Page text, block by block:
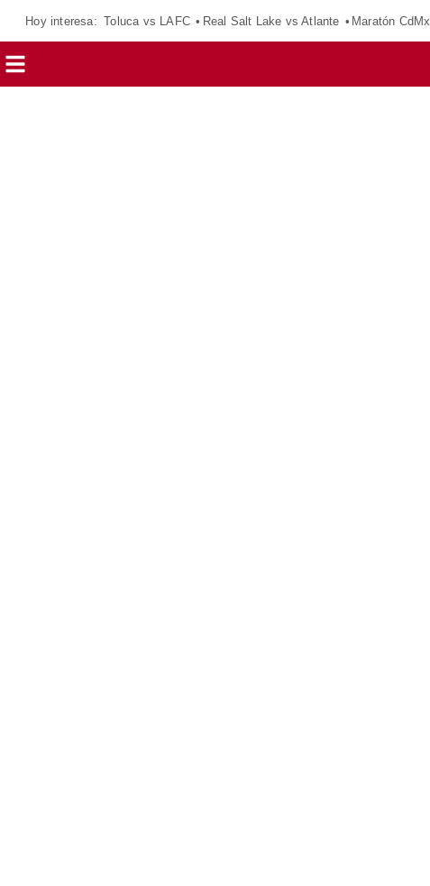
Hoy interesa: Toluca vs LAFC Real Salt Lake vs Atlante Maratón CdMx